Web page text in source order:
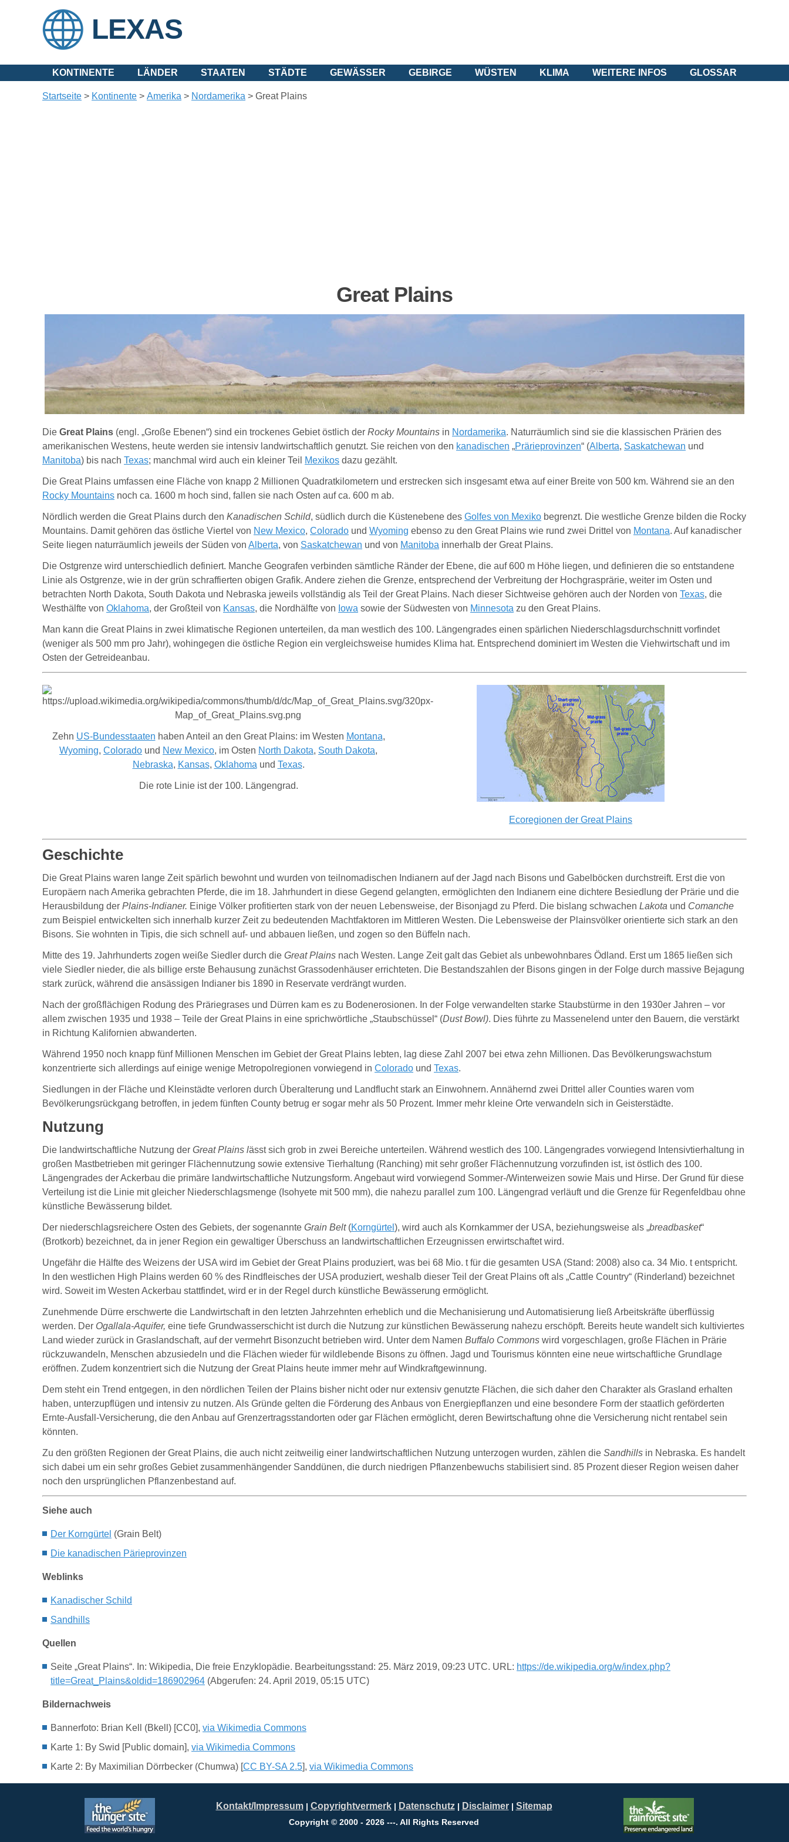
LEXAS
KONTINENTE LÄNDER STAATEN STÄDTE GEWÄSSER GEBIRGE WÜSTEN KLIMA WEITERE INFOS GLOSSAR
Startseite > Kontinente > Amerika > Nordamerika > Great Plains
Great Plains
Die Great Plains (engl. „Große Ebenen“) sind ein trockenes Gebiet östlich der Rocky Mountains in Nordamerika. Naturräumlich sind sie die klassischen Prärien des
amerikanischen Westens, heute werden sie intensiv landwirtschaftlich genutzt. Sie reichen von den kanadischen „Prärieprovinzen“ (Alberta, Saskatchewan und
Manitoba) bis nach Texas; manchmal wird auch ein kleiner Teil Mexikos dazu gezählt.
Die Great Plains umfassen eine Fläche von knapp 2 Millionen Quadratkilometern und erstrecken sich insgesamt etwa auf einer Breite von 500 km. Während sie an den
Rocky Mountains noch ca. 1600 m hoch sind, fallen sie nach Osten auf ca. 600 m ab.
Nördlich werden die Great Plains durch den Kanadischen Schild, südlich durch die Küstenebene des Golfes von Mexiko begrenzt. Die westliche Grenze bilden die Rocky
Mountains. Damit gehören das östliche Viertel von New Mexico, Colorado und Wyoming ebenso zu den Great Plains wie rund zwei Drittel von Montana. Auf kanadischer
Seite liegen naturräumlich jeweils der Süden von Alberta, von Saskatchewan und von Manitoba innerhalb der Great Plains.
Die Ostgrenze wird unterschiedlich definiert. Manche Geografen verbinden sämtliche Ränder der Ebene, die auf 600 m Höhe liegen, und definieren die so entstandene
Linie als Ostgrenze, wie in der grün schraffierten obigen Grafik. Andere ziehen die Grenze, entsprechend der Verbreitung der Hochgrasprärie, weiter im Osten und
betrachten North Dakota, South Dakota und Nebraska jeweils vollständig als Teil der Great Plains. Nach dieser Sichtweise gehören auch der Norden von Texas, die
Westhälfte von Oklahoma, der Großteil von Kansas, die Nordhälfte von Iowa sowie der Südwesten von Minnesota zu den Great Plains.
Man kann die Great Plains in zwei klimatische Regionen unterteilen, da man westlich des 100. Längengrades einen spärlichen Niederschlagsdurchschnitt vorfindet
(weniger als 500 mm pro Jahr), wohingegen die östliche Region ein vergleichsweise humides Klima hat. Entsprechend dominiert im Westen die Viehwirtschaft und im
Osten der Getreideanbau.
Zehn US-Bundesstaaten haben Anteil an den Great Plains: im Westen Montana,
Wyoming, Colorado und New Mexico, im Osten North Dakota, South Dakota,
Nebraska, Kansas, Oklahoma und Texas.
Die rote Linie ist der 100. Längengrad.
Ecoregionen der Great Plains
Geschichte
Die Great Plains waren lange Zeit spärlich bewohnt und wurden von teilnomadischen Indianern auf der Jagd nach Bisons und Gabelböcken durchstreift. Erst die von
Europäern nach Amerika gebrachten Pferde, die im 18. Jahrhundert in diese Gegend gelangten, ermöglichten den Indianern eine dichtere Besiedlung der Prärie und die
Herausbildung der Plains-Indianer. Einige Völker profitierten stark von der neuen Lebensweise, der Bisonjagd zu Pferd. Die bislang schwachen Lakota und Comanche
zum Beispiel entwickelten sich innerhalb kurzer Zeit zu bedeutenden Machtfaktoren im Mittleren Westen. Die Lebensweise der Plainsvölker orientierte sich stark an den
Bisons. Sie wohnten in Tipis, die sich schnell auf- und abbauen ließen, und zogen so den Büffeln nach.
Mitte des 19. Jahrhunderts zogen weiße Siedler durch die Great Plains nach Westen. Lange Zeit galt das Gebiet als unbewohnbares Ödland. Erst um 1865 ließen sich
viele Siedler nieder, die als billige erste Behausung zunächst Grassodenhäuser errichteten. Die Bestandszahlen der Bisons gingen in der Folge durch massive Bejagung
stark zurück, während die ansässigen Indianer bis 1890 in Reservate verdrängt wurden.
Nach der großflächigen Rodung des Präriegrases und Dürren kam es zu Bodenerosionen. In der Folge verwandelten starke Staubstürme in den 1930er Jahren – vor
allem zwischen 1935 und 1938 – Teile der Great Plains in eine sprichwörtliche „Staubschüssel“ (Dust Bowl). Dies führte zu Massenelend unter den Bauern, die verstärkt
in Richtung Kalifornien abwanderten.
Während 1950 noch knapp fünf Millionen Menschen im Gebiet der Great Plains lebten, lag diese Zahl 2007 bei etwa zehn Millionen. Das Bevölkerungswachstum
konzentrierte sich allerdings auf einige wenige Metropolregionen vorwiegend in Colorado und Texas.
Siedlungen in der Fläche und Kleinstädte verloren durch Überalterung und Landflucht stark an Einwohnern. Annähernd zwei Drittel aller Counties waren vom
Bevölkerungsrückgang betroffen, in jedem fünften County betrug er sogar mehr als 50 Prozent. Immer mehr kleine Orte verwandeln sich in Geisterstädte.
Nutzung
Die landwirtschaftliche Nutzung der Great Plains lässt sich grob in zwei Bereiche unterteilen. Während westlich des 100. Längengrades vorwiegend Intensivtierhaltung in
großen Mastbetrieben mit geringer Flächennutzung sowie extensive Tierhaltung (Ranching) mit sehr großer Flächennutzung vorzufinden ist, ist östlich des 100.
Längengrades der Ackerbau die primäre landwirtschaftliche Nutzungsform. Angebaut wird vorwiegend Sommer-/Winterweizen sowie Mais und Hirse. Der Grund für diese
Verteilung ist die Linie mit gleicher Niederschlagsmenge (Isohyete mit 500 mm), die nahezu parallel zum 100. Längengrad verläuft und die Grenze für Regenfeldbau ohne
künstliche Bewässerung bildet.
Der niederschlagsreichere Osten des Gebiets, der sogenannte Grain Belt (Korngürtel ), wird auch als Kornkammer der USA, beziehungsweise als „breadbasket“
(Brotkorb) bezeichnet, da in jener Region ein gewaltiger Überschuss an landwirtschaftlichen Erzeugnissen erwirtschaftet wird.
Ungefähr die Hälfte des Weizens der USA wird im Gebiet der Great Plains produziert, was bei 68 Mio. t für die gesamten USA (Stand: 2008) also ca. 34 Mio. t entspricht.
In den westlichen High Plains werden 60 % des Rindfleisches der USA produziert, weshalb dieser Teil der Great Plains oft als „Cattle Country“ (Rinderland) bezeichnet
wird. Soweit im Westen Ackerbau stattfindet, wird er in der Regel durch künstliche Bewässerung ermöglicht.
Zunehmende Dürre erschwerte die Landwirtschaft in den letzten Jahrzehnten erheblich und die Mechanisierung und Automatisierung ließ Arbeitskräfte überflüssig
werden. Der Ogallala-Aquifer, eine tiefe Grundwasserschicht ist durch die Nutzung zur künstlichen Bewässerung nahezu erschöpft. Bereits heute wandelt sich kultiviertes
Land wieder zurück in Graslandschaft, auf der vermehrt Bisonzucht betrieben wird. Unter dem Namen Buffalo Commons wird vorgeschlagen, große Flächen in Prärie
rückzuwandeln, Menschen abzusiedeln und die Flächen wieder für wildlebende Bisons zu öffnen. Jagd und Tourismus könnten eine neue wirtschaftliche Grundlage
eröffnen. Zudem konzentriert sich die Nutzung der Great Plains heute immer mehr auf Windkraftgewinnung.
Dem steht ein Trend entgegen, in den nördlichen Teilen der Plains bisher nicht oder nur extensiv genutzte Flächen, die sich daher den Charakter als Grasland erhalten
haben, unterzupflügen und intensiv zu nutzen. Als Gründe gelten die Förderung des Anbaus von Energiepflanzen und eine besondere Form der staatlich geförderten
Ernte-Ausfall-Versicherung, die den Anbau auf Grenzertragsstandorten oder gar Flächen ermöglicht, deren Bewirtschaftung ohne die Versicherung nicht rentabel sein
könnten.
Zu den größten Regionen der Great Plains, die auch nicht zeitweilig einer landwirtschaftlichen Nutzung unterzogen wurden, zählen die Sandhills in Nebraska. Es handelt
sich dabei um ein sehr großes Gebiet zusammenhängender Sanddünen, die durch niedrigen Pflanzenbewuchs stabilisiert sind. 85 Prozent dieser Region weisen daher
noch den ursprünglichen Pflanzenbestand auf.
Siehe auch
Der Korngürtel (Grain Belt)
Die kanadischen Pärieprovinzen
Weblinks
Kanadischer Schild
Sandhills
Quellen
Seite „Great Plains“. In: Wikipedia, Die freie Enzyklopädie. Bearbeitungsstand: 25. März 2019, 09:23 UTC. URL: https://de.wikipedia.org/w/index.php?
title=Great_Plains&oldid=186902964 (Abgerufen: 24. April 2019, 05:15 UTC)
Bildernachweis
Bannerfoto: Brian Kell (Bkell) [CC0], via Wikimedia Commons
Karte 1: By Swid [Public domain], via Wikimedia Commons
Karte 2: By Maximilian Dörrbecker (Chumwa) [CC BY-SA 2.5], via Wikimedia Commons
Kontakt/Impressum| Copyrightvermerk| Datenschutz| Disclaimer| Sitemap
Copyright © 2000 - 2026 ---. All Rights Reserved